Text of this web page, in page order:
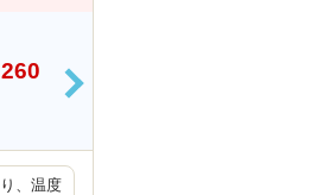
260
>
、温度